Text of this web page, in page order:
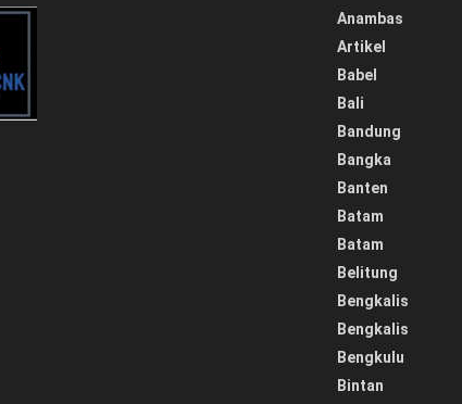
Anambas
Artikel
Babel
Bali
Bandung
Bangka
Banten
Batam
Batam
Belitung
Bengkalis
Bengkalis
Bengkulu
Bintan